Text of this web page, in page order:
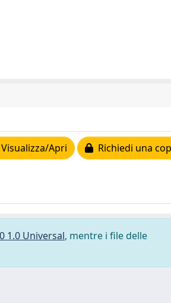
Visualizza/Apri Richiedi una
1.0 Universal, mentre i file delle